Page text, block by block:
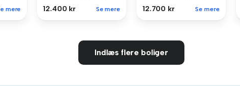
mere 12.400 kr Se mere 12.700 kr Se mere
Indlæs flere boliger